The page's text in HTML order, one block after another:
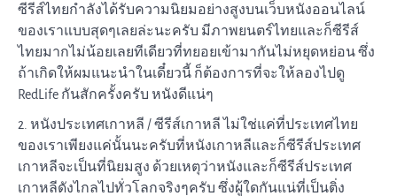
ซีรีส์ไทยกำลังได้รับความนิยมอย่างสูงบนเว็บหนังออนไลน์
ของเราแบบสุดๆเลยล่ะนะครับ มีภาพยนตร์ไทยและก็ซีรีส์
ไทยมากไม่น้อยเลยทีเดียวที่ทยอยเข้ามากันไม่หยุดหย่อน ซึ่ง
ถ้าเกิดให้ผมแนะนำในเดี๋ยวนี้ ก็ต้องการที่จะให้ลองไปดู
RedLife กันสักครั้งครับ หนังดีแน่ๆ
2. หนังประเทศเกาหลี / ซีรีส์เกาหลี ไม่ใช่แค่ที่ประเทศไทย
ของเราเพียงแค่นั้นนะครับที่หนังเกาหลีและก็ซีรีส์ประเทศ
เกาหลีจะเป็นที่นิยมสูง ด้วยเหตุว่าหนังและก็ซีรีส์ประเทศ
เกาหลีดังไกลไปทั่วโลกจริงๆครับ ซึ่งผู้ใดกันแน่ที่เป็นติ่ง